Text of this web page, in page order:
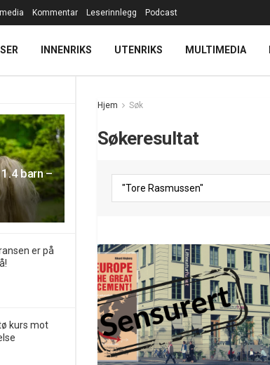
barn –
er på
kurs mot
Kommentar Leserinnlegg Podcast
INNENRIKS UTENRIKS MULTIMEDIA
Hjem Søk
Søkeresultat